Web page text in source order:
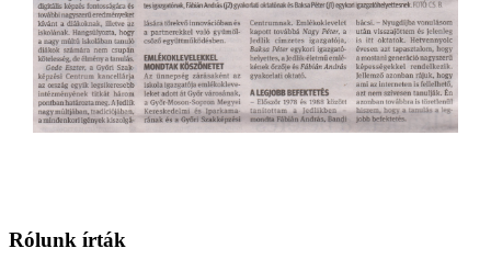
Rólunk írták